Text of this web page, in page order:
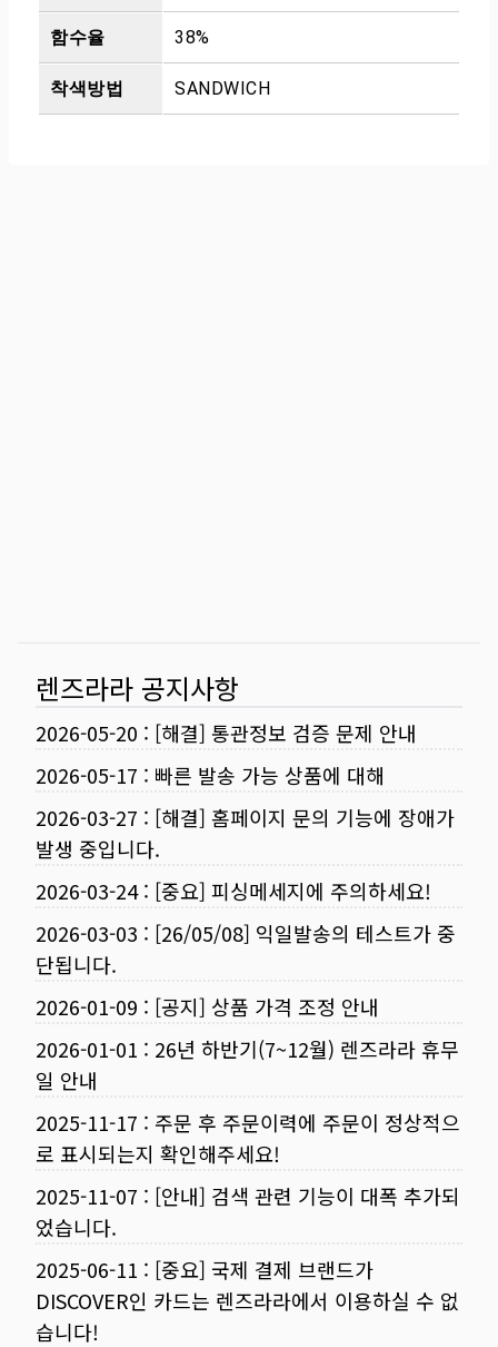
함수율 38%
착색방법 SANDWICH
렌즈라라 공지사항
2026-05-20 : [해결] 통관정보 검증 문제 안내
2026-05-17 : 빠른 발송 가능 상품에 대해
2026-03-27 : [해결] 홈페이지 문의 기능에 장애가
발생 중입니다.
2026-03-24: [중요] 피싱메세지에 주의하세요!
2026-03-03 : [26/05/08] 익일발송의 테스트가 중
단됩니다.
2026-01-09 : [공지] 상품 가격 조정 안내
2026-01-01 : 26년 하반기(7~12월) 렌즈라라 휴무
일 안내
2025-11-17 : 주문 후 주문이력에 주문이 정상적으
로 표시되는지 확인해주세요!
2025-11-07 : [안내] 검색 관련 기능이 대폭 추가되
었습니다.
2025-06-11 : [중요] 국제 결제 브랜드가
DISCOVER인 카드는 렌즈라라에서 이용하실 수 없
습니다!